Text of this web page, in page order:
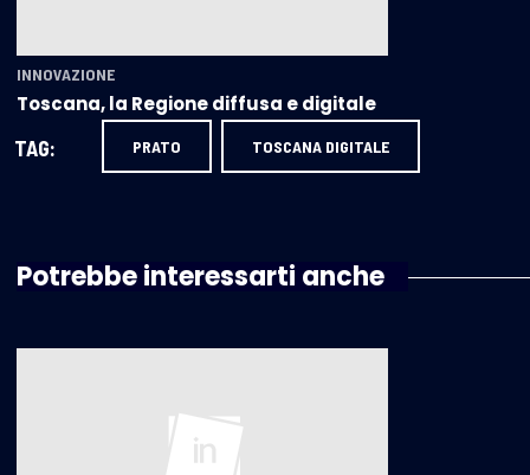
INNOVAZIONE
Toscana, la Regione diffusa e digitale
TAG: PRATO TOSCANA DIGITALE
Potrebbe interessarti anche